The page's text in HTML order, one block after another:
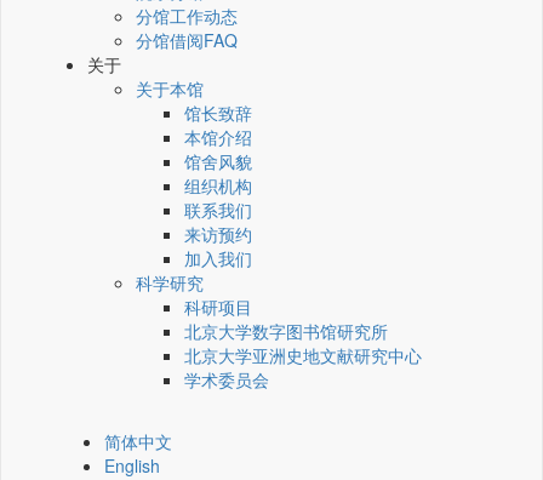
分馆工作动态
分馆借阅FAQ
关于
关于本馆
馆长致辞
本馆介绍
馆舍风貌
组织机构
联系我们
来访预约
加入我们
科学研究
科研项目
北京大学数字图书馆研究所
北京大学亚洲史地文献研究中心
学术委员会
简体中文
English